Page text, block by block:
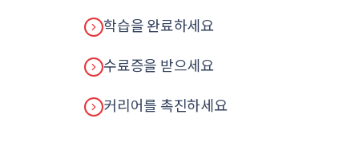
학습을 완료하세요
수료증을 받으세요
커리어를 촉진하세요